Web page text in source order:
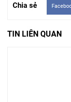
Chia sẻ
TIN LIÊN QUAN